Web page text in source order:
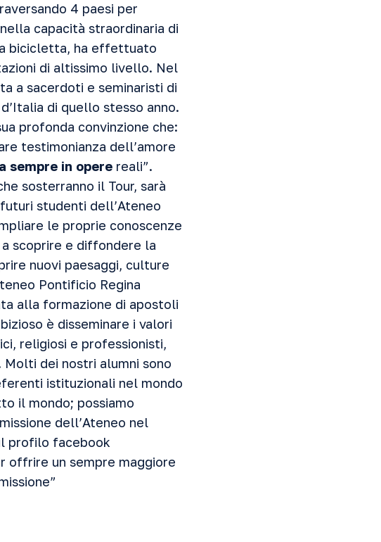
4 paesi per
capacità straordinaria di
bicicletta, ha effettuato
di altissimo livello. Nel
a sacerdoti e seminaristi di
di quello stesso anno.
profonda convinzione che:
testimonianza dell’amore
sempre in opere reali”.
sosterranno il Tour, sarà
studenti dell’Ateneo
le proprie conoscenze
scoprire e diffondere la
nuovi paesaggi, culture
Pontificio Regina
alla formazione di apostoli
è disseminare i valori
religiosi e professionisti,
dei nostri alumni sono
istituzionali nel mondo
il mondo; possiamo
dell’Ateneo nel
profilo facebook
offrire un sempre maggiore